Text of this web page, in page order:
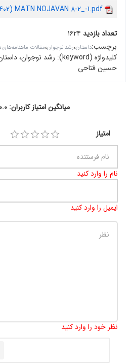
MATN NOJAVAN 8-2_-1.pdf
تعداد بازدید ۱۶۲۴
برچسب:داستان،رشد نوجوان،مقالات
کلیدواژه (keyword):
رشد نوجوان،
حسین فتاحی
میانگین امتیاز کاربران: 0.0 (0 رای)
امتیاز
نام را وارد کنید
ایمیل را وارد کنید
نظر خود را وارد کنید